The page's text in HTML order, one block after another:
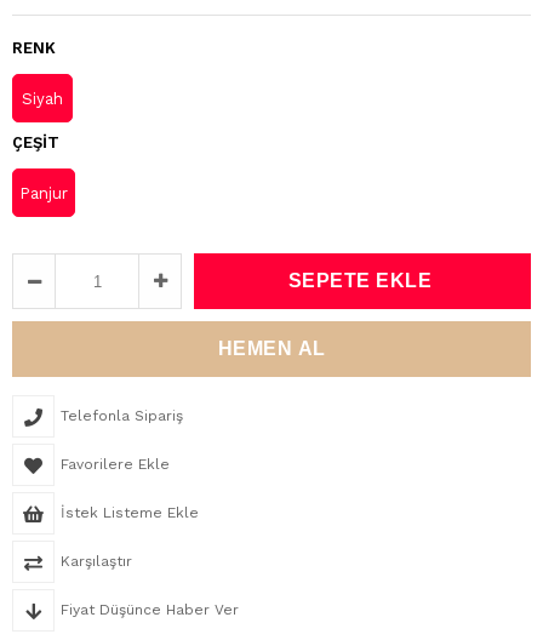
RENK
Siyah
ÇEŞIT
Panjur
Telefonla Sipariş
Favorilere Ekle
İstek Listeme Ekle
Karşılaştır
Fiyat Düşünce Haber Ver